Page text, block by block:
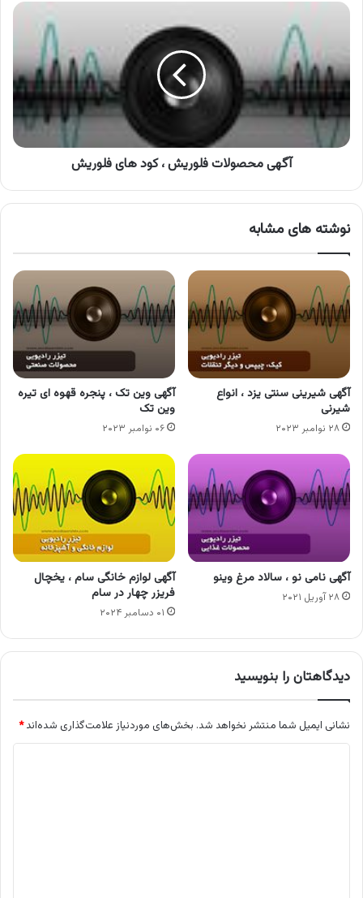
آگهی
،
کود
های
فلوریش
آگهی محصولات فلوریش ، کود های فلوریش
نوشته های مشابه
آگهی شیرینی سنتی یزد ، انواع
شیرنی
۲۸ نوامبر ۲۰۲۳
آگهی وین تک ، پنجره قهوه ای تیره
وین تک
۰۶ نوامبر ۲۰۲۳
آگهی نامی نو ، سالاد مرغ وینو
۲۸ آوریل ۲۰۲۱
آگهی لوازم خانگی سام ، یخچال
فریزر چهار در سام
۰۱ دسامبر ۲۰۲۴
دیدگاهتان را بنویسید
نشانی ایمیل شما منتشر نخواهد شد. بخش‌های موردنیاز علامت‌گذاری شده‌اند*